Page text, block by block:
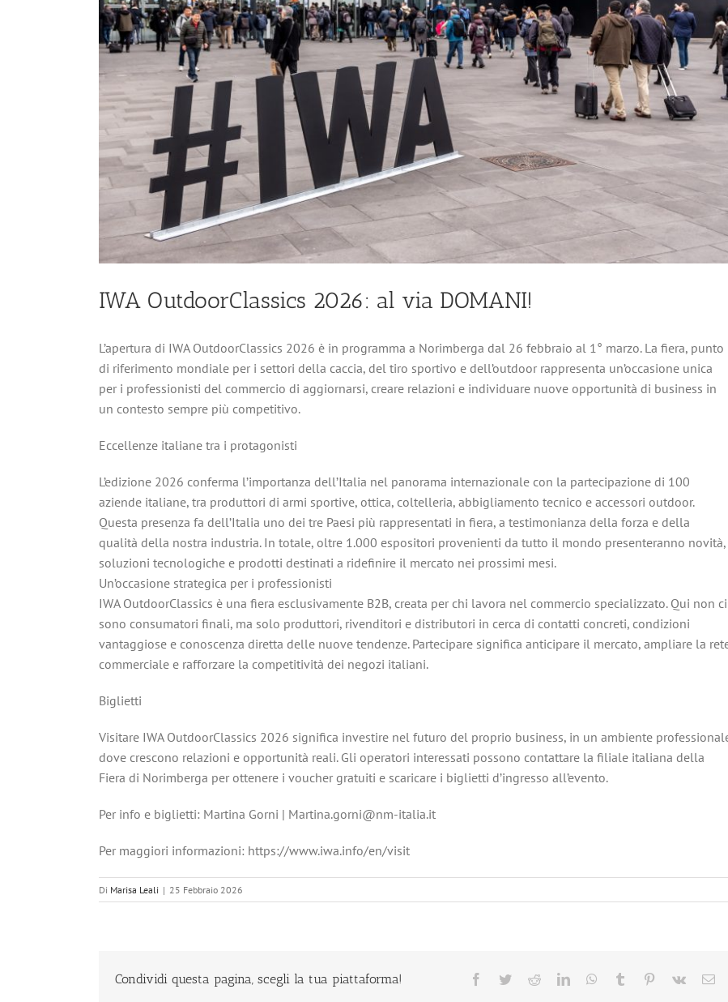
IWA OutdoorClassics 2026: al via DOMANI!
L’apertura di IWA OutdoorClassics 2026 è in programma a Norimberga dal 26 febbraio al 1° marzo. La fiera, punto
di riferimento mondiale per i settori della caccia, del tiro sportivo e dell’outdoor rappresenta un’occasione unica
per i professionisti del commercio di aggiornarsi, creare relazioni e individuare nuove opportunità di business in
un contesto sempre più competitivo.
Eccellenze italiane tra i protagonisti
L’edizione 2026 conferma l’importanza dell’Italia nel panorama internazionale con la partecipazione di 100
aziende italiane, tra produttori di armi sportive, ottica, coltelleria, abbigliamento tecnico e accessori outdoor.
Questa presenza fa dell’Italia uno dei tre Paesi più rappresentati in fiera, a testimonianza della forza e della
qualità della nostra industria. In totale, oltre 1.000 espositori provenienti da tutto il mondo presenteranno novità,
soluzioni tecnologiche e prodotti destinati a ridefinire il mercato nei prossimi mesi.
Un’occasione strategica per i professionisti
IWA OutdoorClassics è una fiera esclusivamente B2B, creata per chi lavora nel commercio specializzato. Qui non ci
sono consumatori finali, ma solo produttori, rivenditori e distributori in cerca di contatti concreti, condizioni
vantaggiose e conoscenza diretta delle nuove tendenze. Partecipare significa anticipare il mercato, ampliare la
commerciale e rafforzare la competitività dei negozi italiani.
Biglietti
Visitare IWA OutdoorClassics 2026 significa investire nel futuro del proprio business, in un ambiente
dove crescono relazioni e opportunità reali. Gli operatori interessati possono contattare la filiale italiana della
Fiera di Norimberga per ottenere i voucher gratuiti e scaricare i biglietti d’ingresso all’evento.
Per info e biglietti: Martina Gorni | Martina.gorni@nm-italia.it
Per maggiori informazioni: https://www.iwa.info/en/visit
Di Marisa Leali | 25 Febbraio 2026
Condividi questa pagina, scegli la tua piattaforma! Facebook
TwitterRedditLinkedInWhatsApp
Tumblr Pinterest
Vk